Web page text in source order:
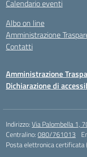
Calendario eventi
Albo on line
Amministrazione
Contatti
Amministrazione
Dichiarazione di
Indirizzo:Via Palombella 1,
Centralino:080/761013
Posta elettronica certificata